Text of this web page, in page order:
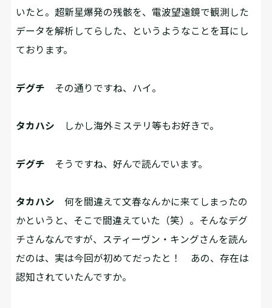
いたと。超新星爆発の残骸を、電波望遠鏡で観測した
データを解析してらした、というようなことを耳にし
ております。
デグチ その通りですね、ハイ。
タカハシ しかし海外ミステリ等もお好きで。
デグチ そうですね、好んで読んでいます。
タカハシ 何を間違えて文春なんかに来てしまったの
かというと、そこで間違えていた（笑）。そんなデグ
チさんなんですが、スティーヴン・キングさんを読ん
だのは、実は今回が初めてだったと！ あの、存在は
認知されていたんですか。